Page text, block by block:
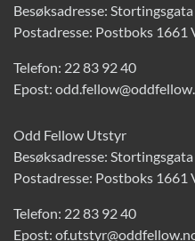
Besøksadresse:
Postadresse: Postboks 1661
Telefon: 22 83 92 40
Epost:
Odd Fellow Utstyr
Besøksadresse:
Postadresse: Postboks 1661
Telefon: 22 83 92 40
Epost: